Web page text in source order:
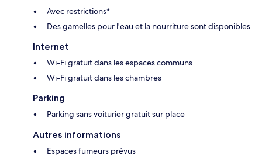
Avec restrictions*
Des gamelles pour l'eau et la nourriture sont disponibles
Internet
Wi-Fi gratuit dans les espaces communs
Wi-Fi gratuit dans les chambres
Parking
Parking sans voiturier gratuit sur place
Autres informations
Espaces fumeurs prévus